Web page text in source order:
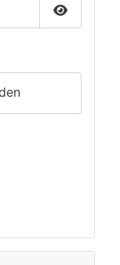
Passwort